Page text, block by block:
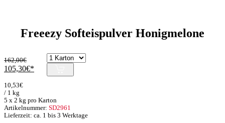
Freeezy Softeispulver Honigmelone
162,00€
Ursprünglicher
war:
162,00€
105,30€
Preis
5 x 2 kg pro Karton
Artikelnummer: SD2961
10,53€
/ 1 kg
Lieferzeit: ca. 1 bis 3 Werktage